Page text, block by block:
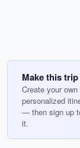
Make this
Create your own
personalized
— then sign up
it.